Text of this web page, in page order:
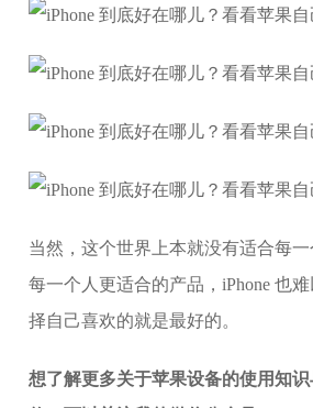
当然，这个世界上本就没有适合每
每一个人更适合的产品，iPhone 也
择自己喜欢的就是最好的。
想了解更多关于苹果设备的使用知